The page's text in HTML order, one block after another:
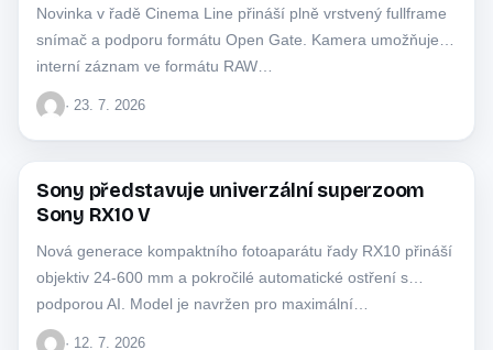
Novinka v řadě Cinema Line přináší plně vrstvený fullframe
snímač a podporu formátu Open Gate. Kamera umožňuje
interní záznam ve formátu RAW…
· 23. 7. 2026
SONY
Sony představuje univerzální superzoom
Sony RX10 V
Nová generace kompaktního fotoaparátu řady RX10 přináší
objektiv 24-600 mm a pokročilé automatické ostření s
podporou AI. Model je navržen pro maximální…
· 12. 7. 2026